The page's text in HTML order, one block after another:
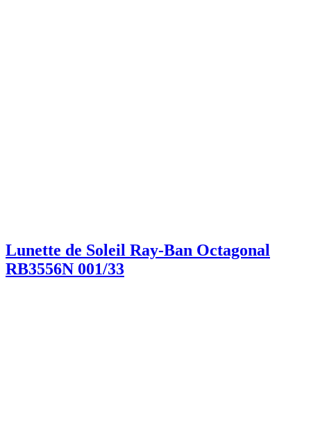
Lunette de Soleil Ray-Ban Octagonal
RB3556N 001/33